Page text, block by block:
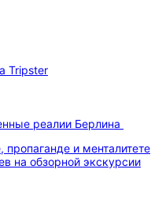
реалии Берлина
пропаганде и менталитете
на обзорной экскурсии